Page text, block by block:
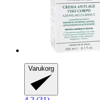
Varukorg